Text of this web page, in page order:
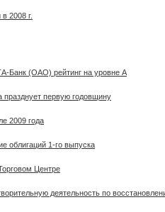
2008 г.
Банк (ОАО) рейтинг на уровне А
первую годовщину
2009 года
облигаций 1-го выпуска
Центре
деятельность по